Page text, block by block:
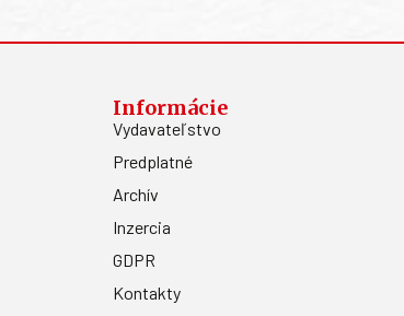
Informácie
Vydavateľstvo
Predplatné
Archív
Inzercia
GDPR
Kontakty